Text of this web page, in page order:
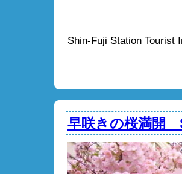
Shin-Fuji Station Tourist
早咲きの桜満開